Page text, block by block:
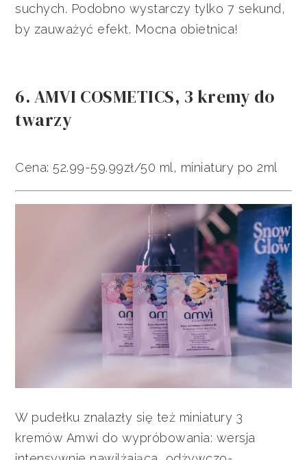
suchych. Podobno wystarczy tylko 7 sekund,
by zauważyć efekt. Mocna obietnica!
6. AMVI COSMETICS, 3 kremy do
twarzy
Cena: 52.99-59.99zł/50 ml, miniatury po 2ml
W pudełku znalazły się też miniatury 3
kremów Amwi do wypróbowania: wersja